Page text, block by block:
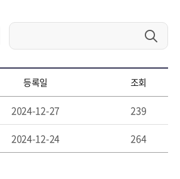
등록일 조회
2024-12-27
239
2024-12-24 264